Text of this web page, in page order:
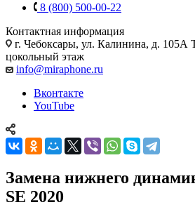
8 (800) 500-00-22
Контактная информация
г. Чебоксары, ул. Калинина, д.
цокольный этаж
info@miraphone.ru
Вконтакте
YouTube
Замена нижнего
SE 2020